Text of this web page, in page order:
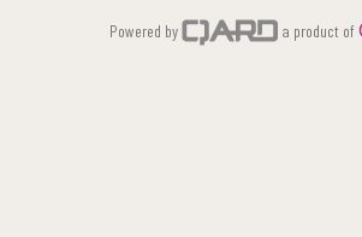
Powered by a product of